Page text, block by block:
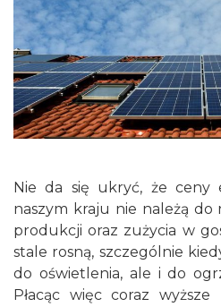
Nie da się ukryć, że ceny
naszym kraju nie należą do
produkcji oraz zużycia w
stale rosną, szczególnie
do oświetlenia, ale i do
Płacąc więc coraz